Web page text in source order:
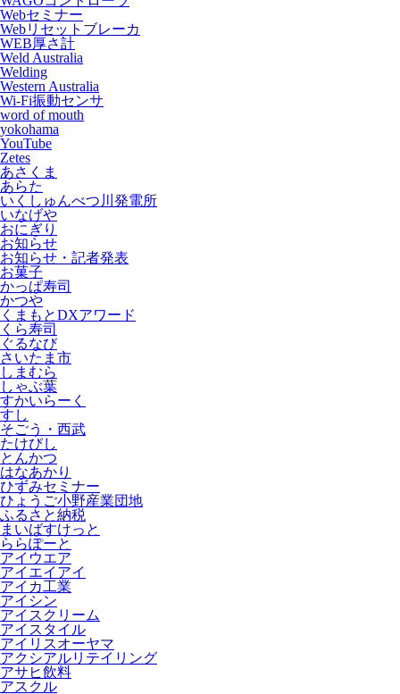
Webセミナー
Webリセットブレーカ
WEB厚さ計
Weld Australia
Welding
Western Australia
Wi-Fi振動センサ
word of mouth
yokohama
YouTube
Zetes
あさくま
あらた
いくしゅんべつ川発電所
いなげや
おにぎり
お知らせ
お知らせ・記者発表
お菓子
かっぱ寿司
かつや
くまもとDXアワード
くら寿司
ぐるなび
さいたま市
しまむら
しゃぶ葉
すかいらーく
すし
そごう・西武
たけびし
とんかつ
はなあかり
ひずみセミナー
ひょうご小野産業団地
ふるさと納税
まいばすけっと
ららぽーと
アイウエア
アイエイアイ
アイカ工業
アイシン
アイスクリーム
アイスタイル
アイリスオーヤマ
アクシアルリテイリング
アサヒ飲料
アスクル